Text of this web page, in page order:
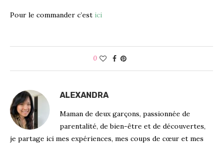
Pour le commander c’est ici
0
ALEXANDRA
Maman de deux garçons, passionnée de
parentalité, de bien-être et de découvertes,
je partage ici mes expériences, mes coups de cœur et mes